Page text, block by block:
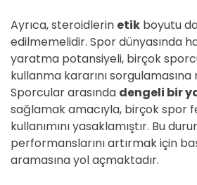
Ayrıca, steroidlerin etik boyutu
edilmemelidir. Spor dünyasında
yaratma potansiyeli, birçok
kullanma kararını
Sporcular arasında dengeli bir
sağlamak amacıyla, birçok spor
kullanımını yasaklamıştır. Bu
performanslarını artırmak için
aramasına yol açmaktadır.